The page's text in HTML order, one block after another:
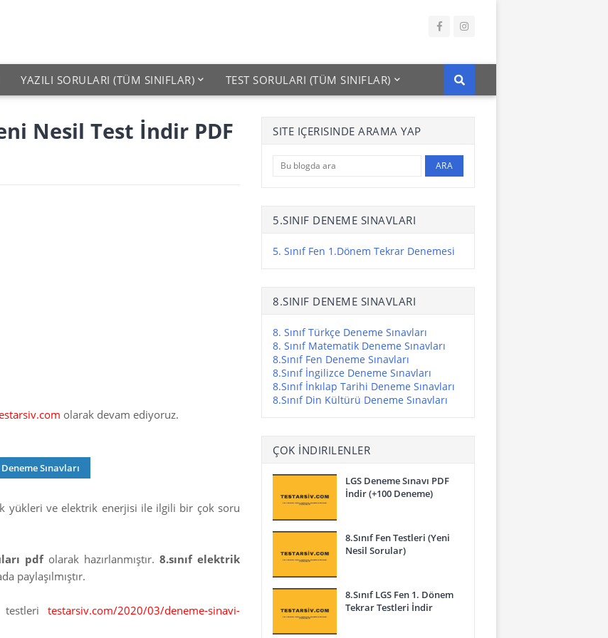
YAZILI SORULARI (TÜM SINIFLAR) TEST SORULARI (TÜM SINIFLAR)
Nesil Test İndir PDF
olarak devam ediyoruz.
Deneme Sınavları
yükleri ve elektrik enerjisi ile ilgili bir çok soru
pdfolarak hazırlanmıştır. 8.sınıf elektrik
paylaşılmıştır.
testleritestarsiv.com/2020/03/deneme-sinavi-
SITE IÇERISINDE ARAMA YAP
5.SINIF DENEME SINAVLARI
5. Sınıf Fen 1.Dönem Tekrar Denemesi
8.SINIF DENEME SINAVLARI
8. Sınıf Türkçe Deneme Sınavları
8. Sınıf Matematik Deneme Sınavları
8.Sınıf Fen Deneme Sınavları
8.Sınıf İngilizce Deneme Sınavları
8.Sınıf İnkılap Tarihi Deneme Sınavları
8.Sınıf Din Kültürü Deneme Sınavları
ÇOK İNDIRILENLER
LGS Deneme Sınavı PDF
İndir (+100 Deneme)
8.Sınıf Fen Testleri (Yeni
Nesil Sorular)
8.Sınıf LGS Fen 1. Dönem
Tekrar Testleri İndir